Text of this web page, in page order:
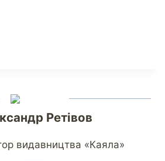
Ретівов
видавництва «Каяла»